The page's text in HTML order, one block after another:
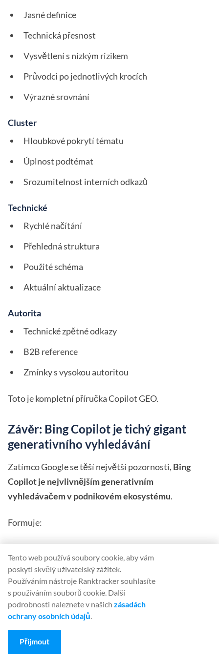
Jasné definice
Technická přesnost
Vysvětlení s nízkým rizikem
Průvodci po jednotlivých krocích
Výrazné srovnání
Cluster
Hloubkové pokrytí tématu
Úplnost podtémat
Srozumitelnost interních odkazů
Technické
Rychlé načítání
Přehledná struktura
Použité schéma
Aktuální aktualizace
Autorita
Technické zpětné odkazy
B2B reference
Zmínky s vysokou autoritou
Toto je kompletní příručka Copilot GEO.
Závěr: Bing Copilot je tichý gigant
generativního vyhledávání
Zatímco Google se těší největší pozornosti, Bing
Copilot je nejvlivnějším generativním
vyhledávačem v podnikovém ekosystému.
Formuje:
Nákup
výběr dodavatele
interní znalosti
rozhodování v oblasti B2B
Aby byl váš obsah optimalizován pro Copilot, musí
Tento web používá soubory cookie, aby vám
poskytl skvělý uživatelský zážitek.
Používáním nástroje Ranktracker souhlasíte
s používáním souborů cookie. Další
podrobnosti naleznete v našich zásadách
ochrany osobních údajů.
Přijmout